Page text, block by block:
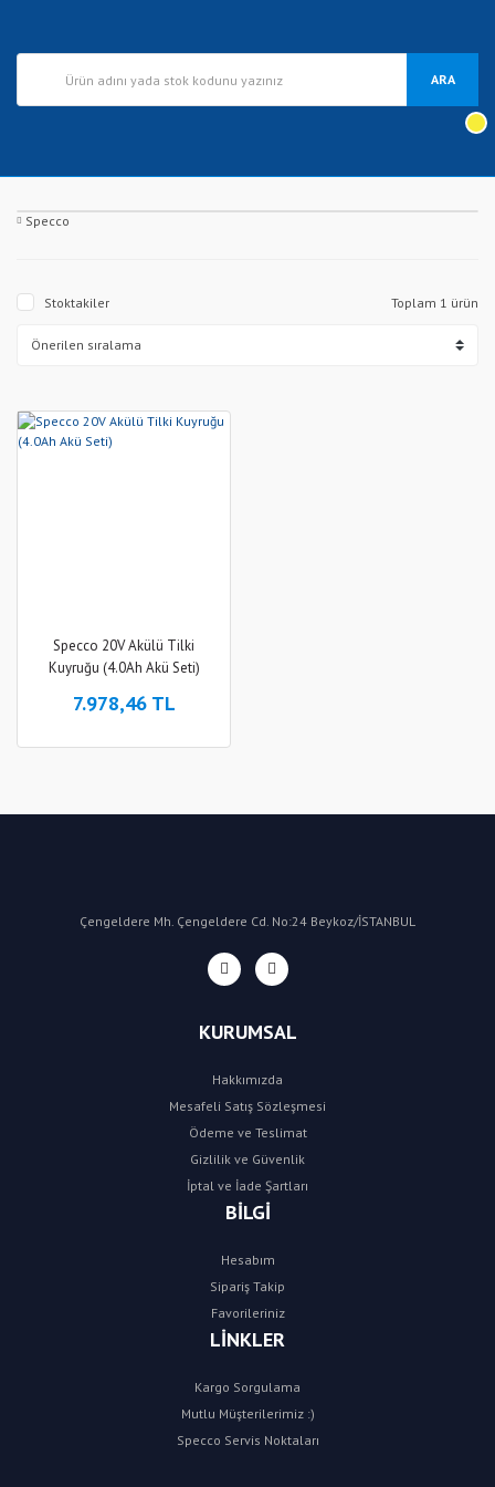
ARA
Specco
Stoktakiler Toplam 1 ürün
Specco 20V Akülü Tilki
Kuyruğu (4.0Ah Akü Seti)
7.978,46 TL
Çengeldere Mh. Çengeldere Cd. No:24 Beykoz/İSTANBUL
KURUMSAL
Hakkımızda
Mesafeli Satış Sözleşmesi
Ödeme ve Teslimat
Gizlilik ve Güvenlik
İptal ve İade Şartları
BİLGİ
Hesabım
Sipariş Takip
Favorileriniz
LİNKLER
Kargo Sorgulama
Mutlu Müşterilerimiz :)
Specco Servis Noktaları